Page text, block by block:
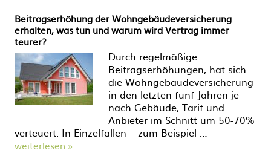
Beitragserhöhung der Wohngebäudeversicherung
erhalten, was tun und warum wird Vertrag immer
teurer?
Durch regelmäßige
Beitragserhöhungen, hat sich
die Wohngebäudeversicherung
in den letzten fünf Jahren je
nach Gebäude, Tarif und
Anbieter im Schnitt um 50-70%
verteuert. In Einzelfällen – zum Beispiel …
weiterlesen »